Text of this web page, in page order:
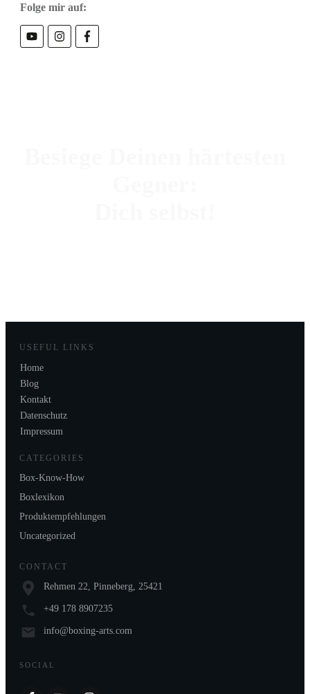
Folge mir auf:
USEFUL LINKS
Home
Blog
Kontakt
Datenschutz
Impressum
CATEGORIES
Box-Know-How
Boxlexikon
Produktempfehlungen
Uncategorized
CONTACT
Rehmen 22, Pinneberg, 25421
+49 178 8907235
info@boxing-arts.com
SOCIAL